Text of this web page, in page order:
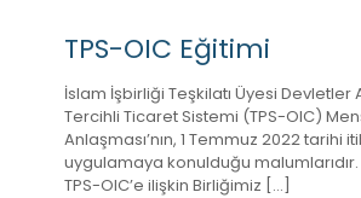
TPS-OIC Eğitimi
İslam İşbirliği Teşkilatı Üyesi Devletler
Tercihli Ticaret Sistemi (TPS-OIC)
Anlaşması’nın, 1 Temmuz 2022 tarihi
uygulamaya konulduğu
TPS-OIC’e ilişkin Birliğimiz […]